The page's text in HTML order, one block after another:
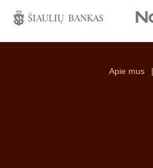
Apie mus |